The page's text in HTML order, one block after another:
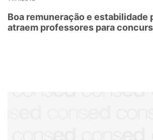
Boa remuneração e estabilidade
atraem professores para